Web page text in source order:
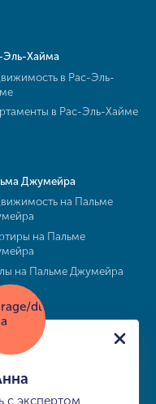
Эль-Хайма
в Рас-Эль-
в Рас-Эль-Хайме
Джумейра
на Пальме
на Пальме
на Пальме Джумейра